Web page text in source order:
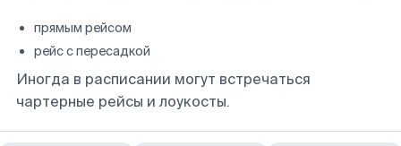
прямым рейсом
рейс с пересадкой
Иногда в расписании могут встречаться
чартерные рейсы и лоукосты.